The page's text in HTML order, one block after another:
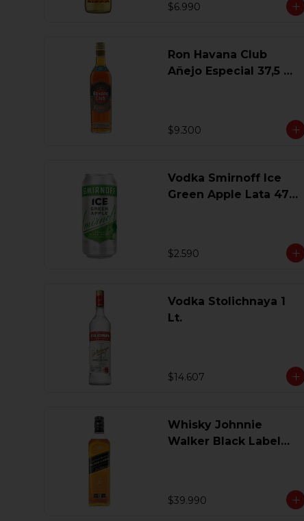
$6.990
Ron Havana Club
Añejo Especial 37,5 Gl
$9.300
Vodka Smirnoff Ice
Green Apple Lata 473
$2.590
Vodka Stolichnaya 1
Lt.
$14.607
Whisky Johnnie
Walker Black Label
$39.990